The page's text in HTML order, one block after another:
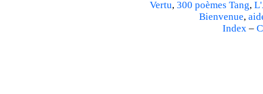
Vertu, 300 poèmes Tang,
Bienvenue,
Index–